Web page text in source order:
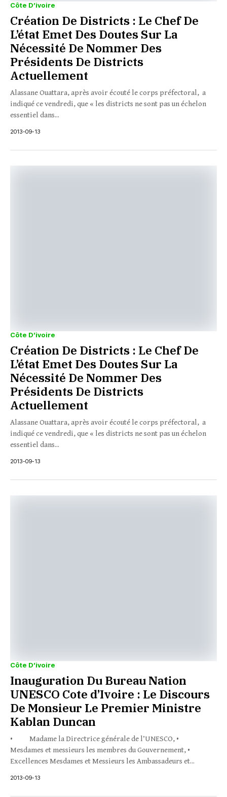
Côte D’ivoire
Création De Districts : Le Chef De
L’état Emet Des Doutes Sur La
Nécessité De Nommer Des
Présidents De Districts
Actuellement
Alassane Ouattara, après avoir écouté le corps préfectoral, a
indiqué ce vendredi, que « les districts ne sont pas un échelon
essentiel dans...
2013-09-13
Côte D’ivoire
Création De Districts : Le Chef De
L’état Emet Des Doutes Sur La
Nécessité De Nommer Des
Présidents De Districts
Actuellement
Alassane Ouattara, après avoir écouté le corps préfectoral, a
indiqué ce vendredi, que « les districts ne sont pas un échelon
essentiel dans...
2013-09-13
Côte D’ivoire
Inauguration Du Bureau Nation
UNESCO Cote d’Ivoire : Le Discours
De Monsieur Le Premier Ministre
Kablan Duncan
• Madame la Directrice générale de l’UNESCO, •
Mesdames et messieurs les membres du Gouvernement, •
Excellences Mesdames et Messieurs les Ambassadeurs et...
2013-09-13